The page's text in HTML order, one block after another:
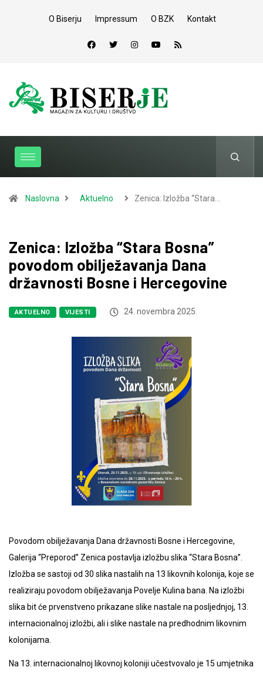
O Biserju Impressum O BZK Kontakt
Naslovna Aktuelno Zenica: Izložba “Stara…
Zenica: Izložba “Stara Bosna”
povodom obilježavanja Dana
državnosti Bosne i Hercegovine
AKTUELNO VIJESTI 24. novembra 2025.
Povodom obilježavanja Dana državnosti Bosne i Hercegovine,
Galerija “Preporod” Zenica postavlja izložbu slika “Stara Bosna”.
Izložba se sastoji od 30 slika nastalih na 13 likovnih kolonija, koje se
realiziraju povodom obilježavanja Povelje Kulina bana. Na izložbi
slika bit će prvenstveno prikazane slike nastale na posljednjoj, 13.
internacionalnoj izložbi, ali i slike nastale na predhodnim likovnim
kolonijama.
Na 13. internacionalnoj likovnoj koloniji učestvovalo je 15 umjetnika